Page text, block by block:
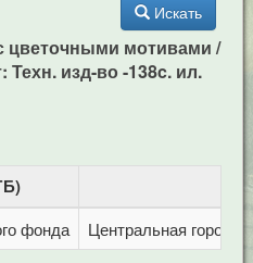
Искать
цветочными мотивами /
изд-во -138c. ил.
фонда Центральная